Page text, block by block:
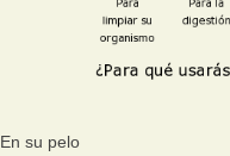
En su pelo